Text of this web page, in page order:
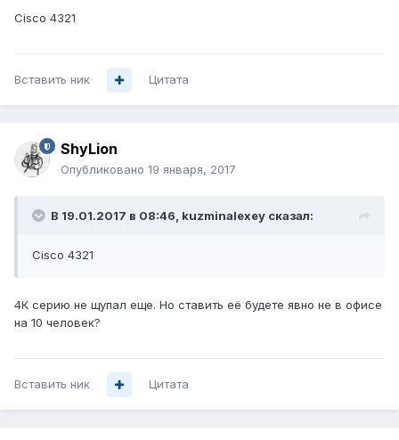
Cisco 4321
Вставить ник Цитата
ShyLion
Опубликовано 19 января, 2017
В 19.01.2017 в 08:46, kuzminalexey сказал:
Cisco 4321
4К серию не щупал еще. Но ставить её будете явно не в офисе
на 10 человек?
Вставить ник Цитата